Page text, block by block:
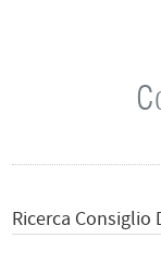
Ricerca Consiglio